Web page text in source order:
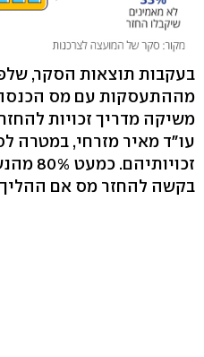
בעקבות תוצאות הסקר,
מההתעסקות עם מס
משיקה מדריך זכויות
עו"ד מאיר מזרחי, במטרה
בקשה להחזר מס אם ההליך